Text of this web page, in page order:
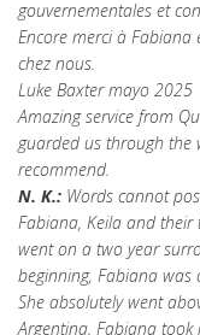
gouvernementales et
Encore merci à Fabiana
chez nous.
Luke Baxter mayo 2025
Amazing service from
guarded us through the
recommend.
N. K.: Words cannot
Fabiana, Keila and
went on a two year
beginning, Fabiana was
She absolutely went
Argentina, Fabiana